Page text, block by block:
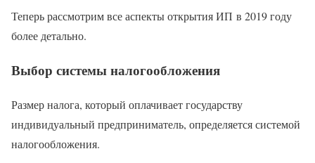
Теперь рассмотрим все аспекты открытия ИП в 2019 году
более детально.
Выбор системы налогообложения
Размер налога, который оплачивает государству
индивидуальный предприниматель, определяется системой
налогообложения.